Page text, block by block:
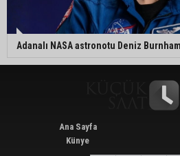
Adanalı NASA astronotu Deniz
Ana Sayfa
Künye